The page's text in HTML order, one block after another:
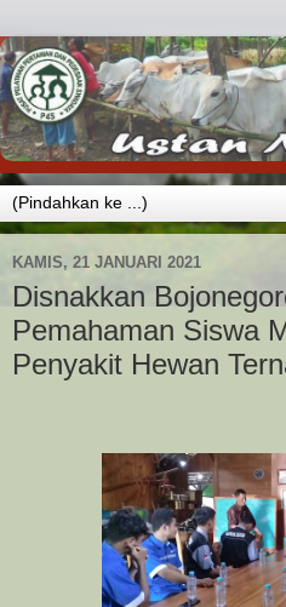
KAMIS, 21 JANUARI 2021
Disnakkan
Pemahaman Siswa
Penyakit Hewan